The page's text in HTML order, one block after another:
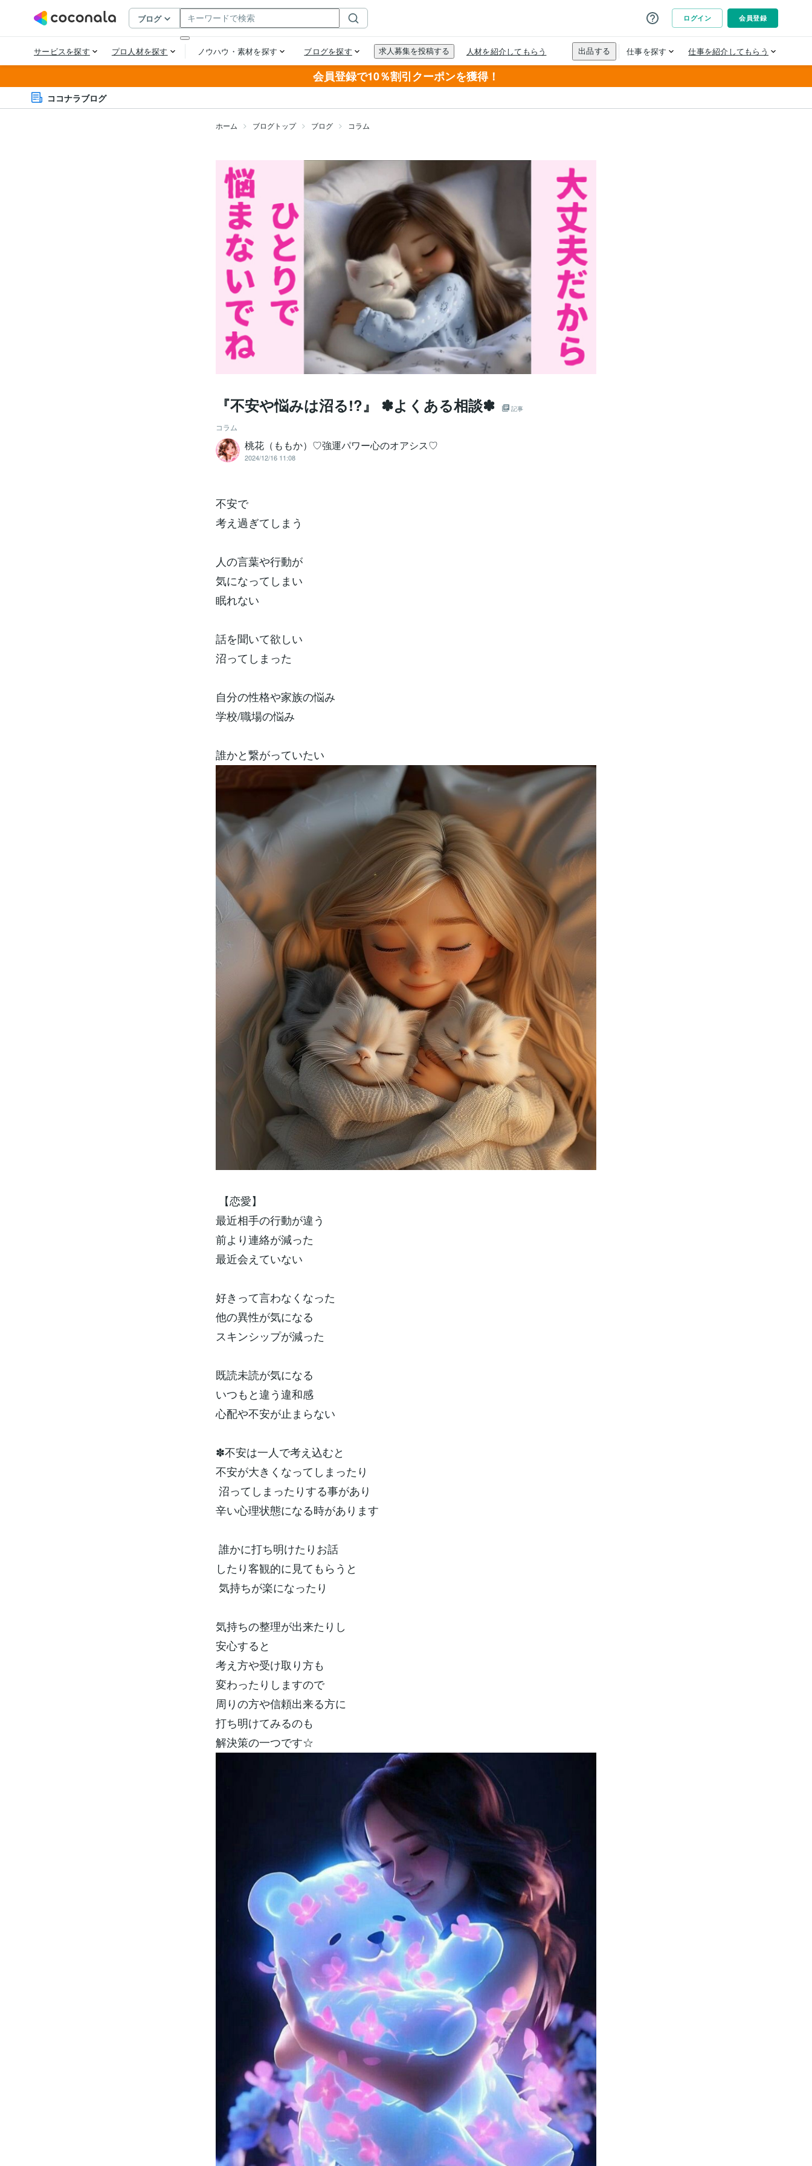
会員登録で10％割引クーポンを獲得！
ココナラブログ
ホーム ブログトップ ブログ コラム
『不安や悩みは沼る!?』 ✽よくある相談✽ 記事
コラム
桃花（ももか）♡強運パワー心のオアシス♡
2024/12/16 11:08
不安で
考え過ぎてしまう
人の言葉や行動が
気になってしまい
眠れない
話を聞いて欲しい
沼ってしまった
自分の性格や家族の悩み
学校/職場の悩み
誰かと繋がっていたい
【恋愛】
最近相手の行動が違う
前より連絡が減った
最近会えていない
好きって言わなくなった
他の異性が気になる
スキンシップが減った
既読未読が気になる
いつもと違う違和感
心配や不安が止まらない
✽不安は一人で考え込むと
不安が大きくなってしまったり
沼ってしまったりする事があり
辛い心理状態になる時があります
誰かに打ち明けたりお話
したり客観的に見てもらうと
気持ちが楽になったり
気持ちの整理が出来たりし
安心すると
考え方や受け取り方も
変わったりしますので
周りの方や信頼出来る方に
打ち明けてみるのも
解決策の一つです☆